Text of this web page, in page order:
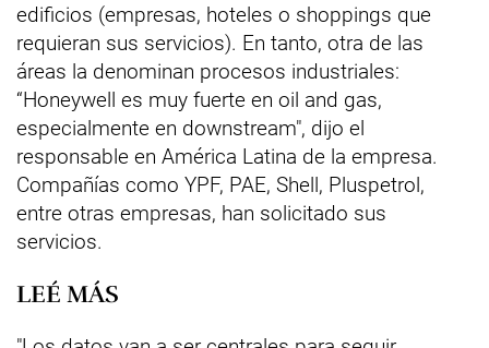
edificios (empresas, hoteles o shoppings que
requieran sus servicios). En tanto, otra de las
áreas la denominan procesos industriales:
“Honeywell es muy fuerte en oil and gas,
especialmente en downstream", dijo el
responsable en América Latina de la empresa.
Compañías como YPF, PAE, Shell, Pluspetrol,
entre otras empresas, han solicitado sus
servicios.
LEÉ MÁS